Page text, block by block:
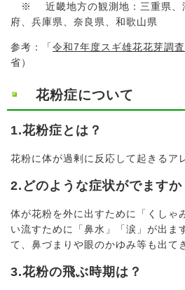
※ 近畿地方の観測地：三重県、
府、兵庫県、奈良県、和歌山県
参考：「令和7年度スギ雄花花芽調
省）
花粉症について
1.花粉症とは？
花粉に体が過剰に反応して起きるア
2.どのような症状がでますか
体が花粉を外に出すために「くしゃ
い流すために「鼻水」「涙」が出ま
て、鼻づまりや眼のかゆみ等も出て
3.花粉の飛ぶ時期は？